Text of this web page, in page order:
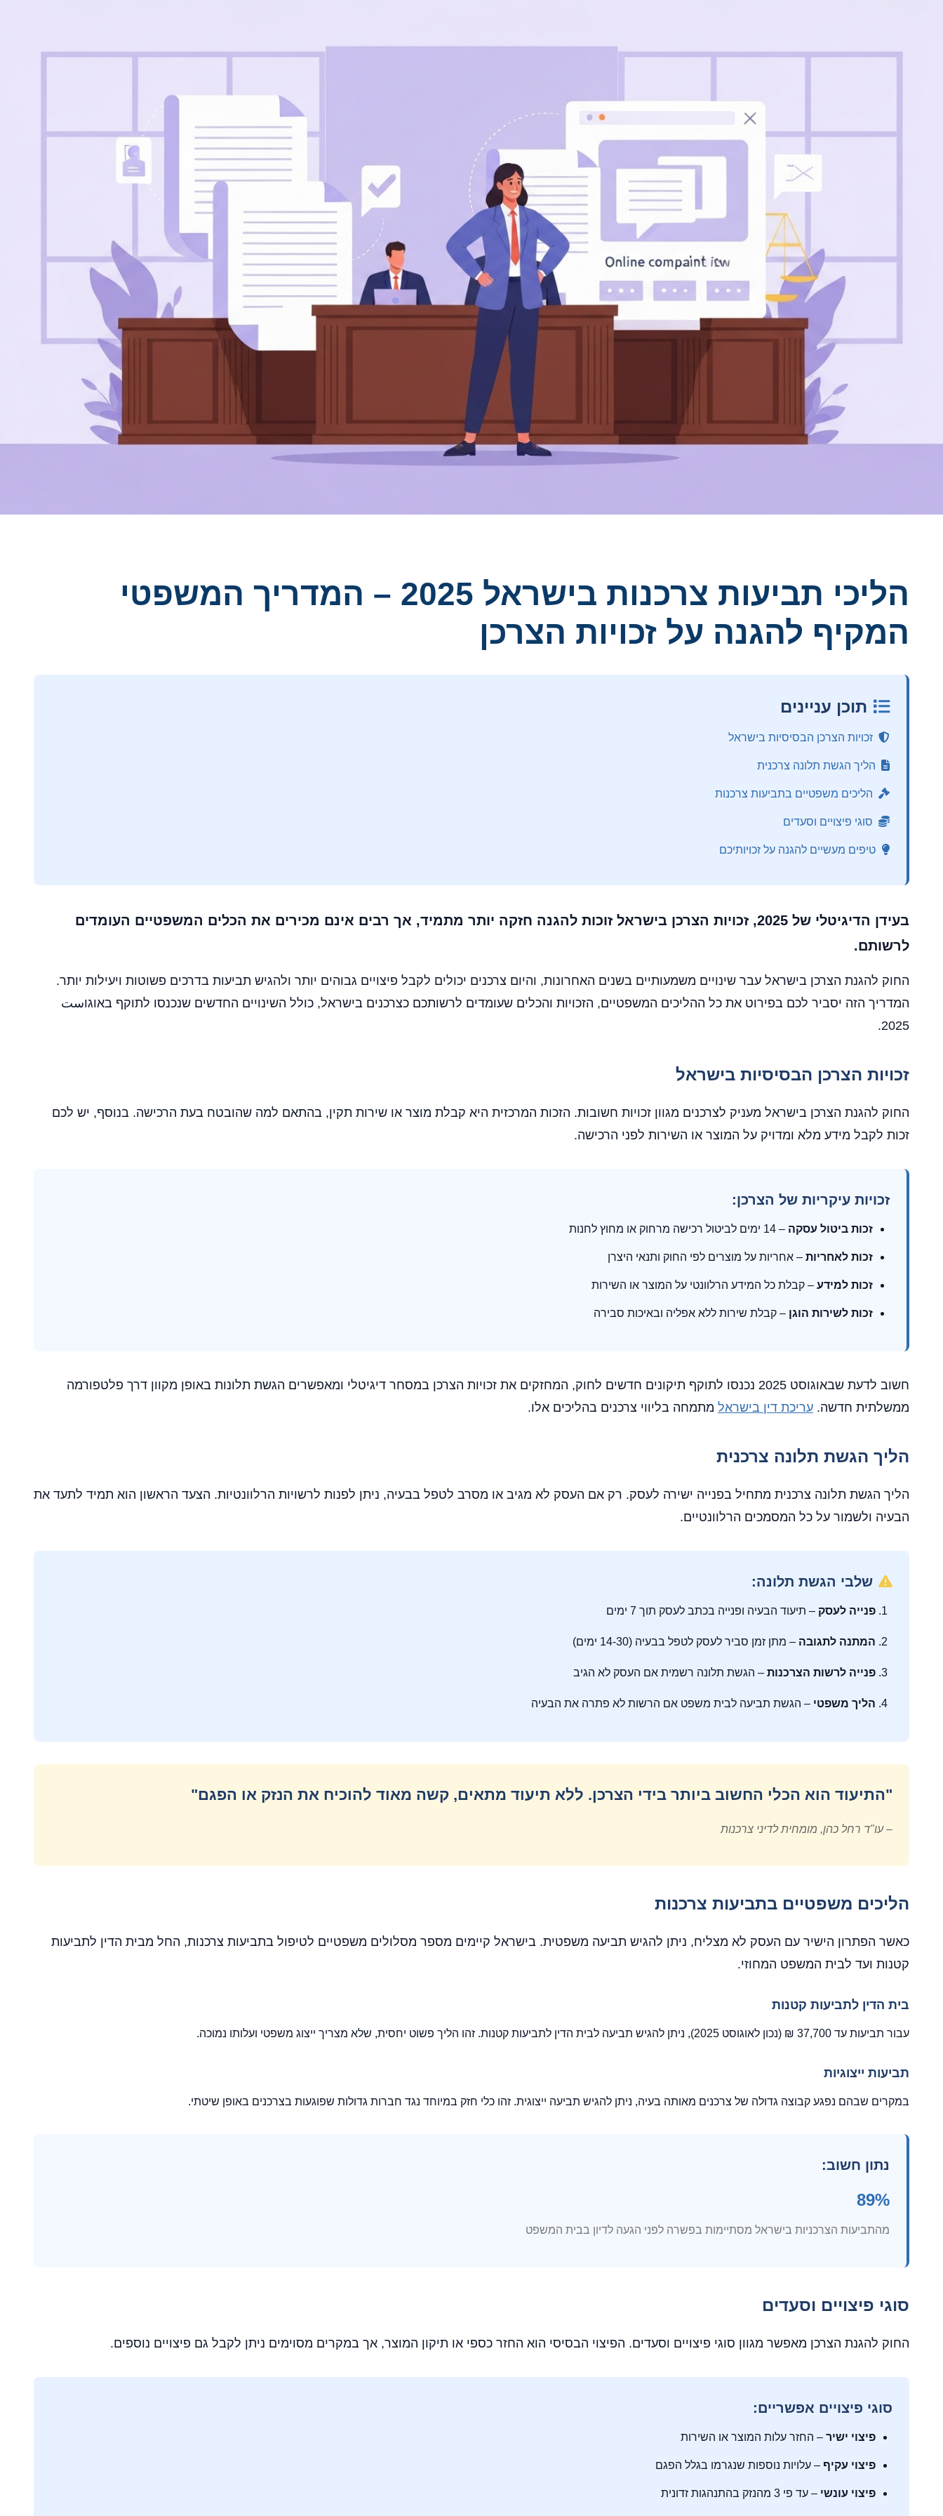
הליכי תביעות צרכנות בישראל 2025 – המדריך המשפטי
המקיף להגנה על זכויות הצרכן
תוכן עניינים
זכויות הצרכן הבסיסיות בישראל
הליך הגשת תלונה צרכנית
הליכים משפטיים בתביעות צרכנות
סוגי פיצויים וסעדים
טיפים מעשיים להגנה על זכויותיכם
בעידן הדיגיטלי של 2025, זכויות הצרכן בישראל זוכות להגנה חזקה יותר מתמיד, אך רבים אינם מכירים את הכלים המשפטיים העומדים
לרשותם.
החוק להגנת הצרכן בישראל עבר שינויים משמעותיים בשנים האחרונות, והיום צרכנים יכולים לקבל פיצויים גבוהים יותר ולהגיש תביעות בדרכים פשוטות ויעילות יותר.
המדריך הזה יסביר לכם בפירוט את כל ההליכים המשפטיים, הזכויות והכלים שעומדים לרשותכם כצרכנים בישראל, כולל השינויים החדשים שנכנסו לתוקף באוגוست
2025.
זכויות הצרכן הבסיסיות בישראל
החוק להגנת הצרכן בישראל מעניק לצרכנים מגוון זכויות חשובות. הזכות המרכזית היא קבלת מוצר או שירות תקין, בהתאם למה שהובטח בעת הרכישה. בנוסף, יש לכם
זכות לקבל מידע מלא ומדויק על המוצר או השירות לפני הרכישה.
זכויות עיקריות של הצרכן:
זכות ביטול עסקה – 14 ימים לביטול רכישה מרחוק או מחוץ לחנות
זכות לאחריות – אחריות על מוצרים לפי החוק ותנאי היצרן
זכות למידע – קבלת כל המידע הרלוונטי על המוצר או השירות
זכות לשירות הוגן – קבלת שירות ללא אפליה ובאיכות סבירה
חשוב לדעת שבאוגוסט 2025 נכנסו לתוקף תיקונים חדשים לחוק, המחזקים את זכויות הצרכן במסחר דיגיטלי ומאפשרים הגשת תלונות באופן מקוון דרך פלטפורמה
ממשלתית חדשה. עריכת דין בישראל מתמחה בליווי צרכנים בהליכים אלו.
הליך הגשת תלונה צרכנית
הליך הגשת תלונה צרכנית מתחיל בפנייה ישירה לעסק. רק אם העסק לא מגיב או מסרב לטפל בבעיה, ניתן לפנות לרשויות הרלוונטיות. הצעד הראשון הוא תמיד לתעד את
הבעיה ולשמור על כל המסמכים הרלוונטיים.
שלבי הגשת תלונה:
פנייה לעסק – תיעוד הבעיה ופנייה בכתב לעסק תוך 7 ימים
המתנה לתגובה – מתן זמן סביר לעסק לטפל בבעיה (14-30 ימים)
פנייה לרשות הצרכנות – הגשת תלונה רשמית אם העסק לא הגיב
הליך משפטי – הגשת תביעה לבית משפט אם הרשות לא פתרה את הבעיה
"התיעוד הוא הכלי החשוב ביותר בידי הצרכן. ללא תיעוד מתאים, קשה מאוד להוכיח את הנזק או הפגם"
– עו"ד רחל כהן, מומחית לדיני צרכנות
הליכים משפטיים בתביעות צרכנות
כאשר הפתרון הישיר עם העסק לא מצליח, ניתן להגיש תביעה משפטית. בישראל קיימים מספר מסלולים משפטיים לטיפול בתביעות צרכנות, החל מבית הדין לתביעות
קטנות ועד לבית המשפט המחוזי.
בית הדין לתביעות קטנות
עבור תביעות עד 37,700 ₪ (נכון לאוגוסט 2025), ניתן להגיש תביעה לבית הדין לתביעות קטנות. זהו הליך פשוט יחסית, שלא מצריך ייצוג משפטי ועלותו נמוכה.
תביעות ייצוגיות
במקרים שבהם נפגע קבוצה גדולה של צרכנים מאותה בעיה, ניתן להגיש תביעה ייצוגית. זהו כלי חזק במיוחד נגד חברות גדולות שפוגעות בצרכנים באופן שיטתי.
נתון חשוב:
89%
מהתביעות הצרכניות בישראל מסתיימות בפשרה לפני הגעה לדיון בבית המשפט
סוגי פיצויים וסעדים
החוק להגנת הצרכן מאפשר מגוון סוגי פיצויים וסעדים. הפיצוי הבסיסי הוא החזר כספי או תיקון המוצר, אך במקרים מסוימים ניתן לקבל גם פיצויים נוספים.
סוגי פיצויים אפשריים:
פיצוי ישיר – החזר עלות המוצר או השירות
פיצוי עקיף – עלויות נוספות שנגרמו בגלל הפגם
פיצוי עונשי – עד פי 3 מהנזק בהתנהגות זדונית